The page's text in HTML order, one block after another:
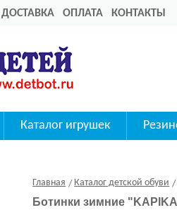
ДОСТАВКА ОПЛАТА КОНТАКТЫ
Каталог игрушек
Главная Каталог детской обуви
Ботинки зимние